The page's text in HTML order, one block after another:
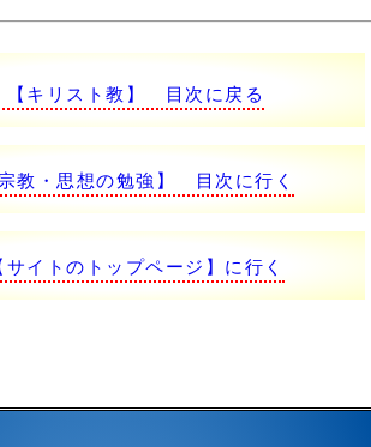
【キリスト教】 目次に戻る
宗教・思想の勉強】 目次に行く
サイトのトップページ】に行く